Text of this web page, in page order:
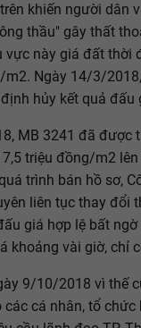
khiến người dân
thầu" gây thất
vực này giá đất thời
Ngày 14/3/2018,
hủy kết quả đấu
MB 3241 đã được
triệu đồng/m2
trình bán hồ sơ,
liên tục thay đổi
giá hợp lệ bất
khoảng vài giờ, chỉ
9/10/2018 vì thế
cá nhân, tổ chức